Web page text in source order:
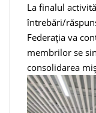
La finalul
întrebări/
Federația va
membrilor se
consolidarea